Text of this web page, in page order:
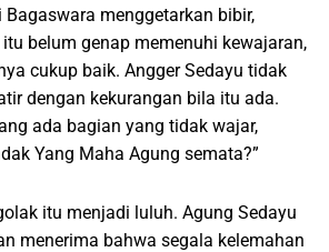
Bagaswara menggetarkan bibir,
belum genap memenuhi kewajaran,
cukup baik. Angger Sedayu tidak
dengan kekurangan bila itu ada.
ada bagian yang tidak wajar,
Yang Maha Agung semata?”
itu menjadi luluh. Agung Sedayu
menerima bahwa segala kelemahan